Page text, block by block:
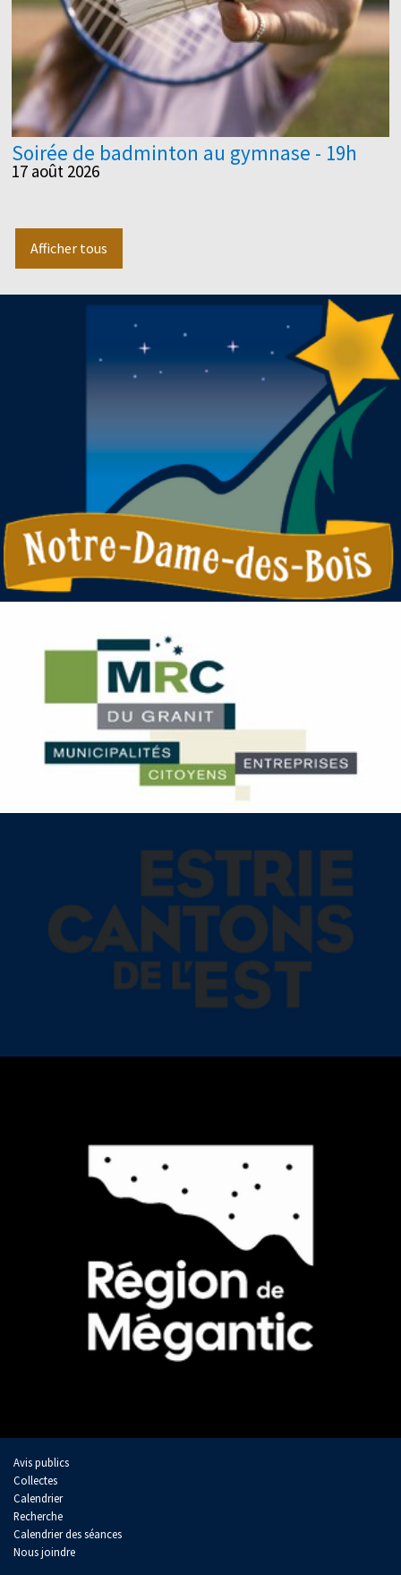
Soirée de badminton au gymnase - 19h
17 août 2026
Afficher tous
Avis publics
Collectes
Calendrier
Recherche
Calendrier des séances
Nous joindre